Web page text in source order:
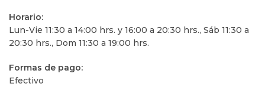
Horario:
Lun-Vie 11:30 a 14:00 hrs. y 16:00 a 20:30 hrs., Sáb 11:30 a
20:30 hrs., Dom 11:30 a 19:00 hrs.
Formas de pago:
Efectivo